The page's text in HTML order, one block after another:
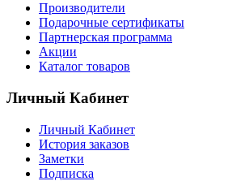
Производители
Подарочные сертификаты
Партнерская программа
Акции
Каталог товаров
Личный Кабинет
Личный Кабинет
История заказов
Заметки
Подписка